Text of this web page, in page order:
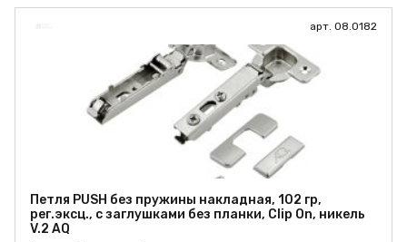
арт. 08.0182
Петля PUSH без пружины накладная, 102 гр,
рег.эксц., с заглушками без планки, Clip On, никель
V.2 AQ